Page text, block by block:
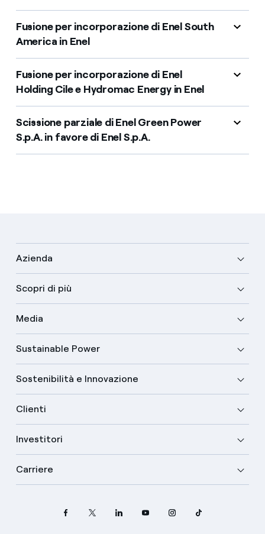
Fusione per incorporazione di Enel South
America in Enel
Fusione per incorporazione di Enel
Holding Cile e Hydromac Energy in Enel
Scissione parziale di Enel Green Power
S.p.A. in favore di Enel S.p.A.
Azienda
Scopri di più
Media
Sustainable Power
Sostenibilità e Innovazione
Clienti
Investitori
Carriere